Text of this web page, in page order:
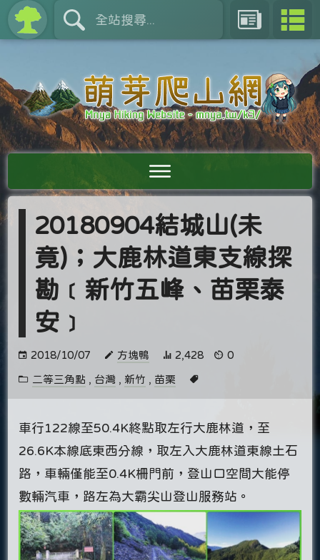
20180904結城山(未
竟)；大鹿林道東支線探
勘﹝新竹五峰、苗栗泰
安﹞
2018/10/07 方塊鴨 2,428 0
二等三角點 , 台灣 , 新竹 , 苗栗
車行122線至50.4K終點取左行大鹿林道，至
26.6K本線底東西分線，取左入大鹿林道東線土石
路，車輛僅能至0.4K柵門前，登山口空間大能停
數輛汽車，路左為大霸尖山登山服務站。